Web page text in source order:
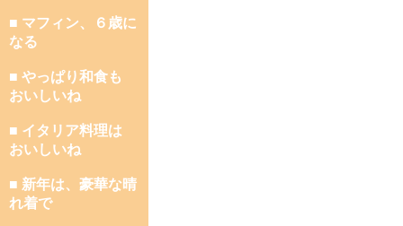
■ マフィン、６歳に
なる
■ やっぱり和食も
おいしいね
■ イタリア料理は
おいしいね
■ 新年は、豪華な晴
れ着で